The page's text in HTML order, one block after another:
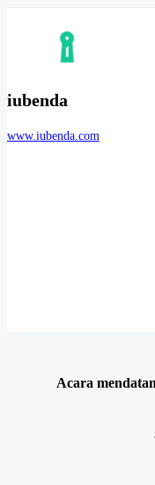
iubenda
www.iubenda.com
Acara